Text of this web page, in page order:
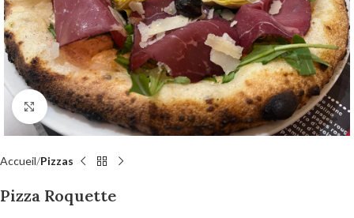
Click to enlarge
Accueil Pizzas
Pizza Roquette